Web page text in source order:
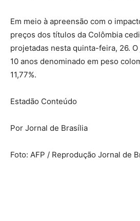
Em meio à apreensão com o
preços dos títulos da Colômbia
projetadas nesta quinta-feira, 26.
10 anos denominado em peso
11,77%.
Estadão Conteúdo
Por Jornal de Brasília
Foto: AFP / Reprodução Jornal de